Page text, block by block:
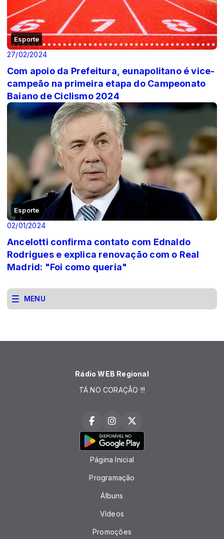
Esporte
27/02/2024
Com apoio da Prefeitura, eunapolitano é vice-
campeão na primeira etapa do Campeonato
Baiano de Ciclismo 2024
Esporte
02/01/2024
Ancelotti confirma contato com Ednaldo
Rodrigues e explica renovação com o Real
Madrid: "Foi como queria"
MENU
Rádio WEB Regional
TÁ NO CORAÇÃO !!!
Página Inicial
Programação
Álbuns
Vídeos
Promoções